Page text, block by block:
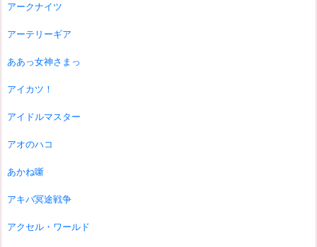
アークナイツ
アーテリーギア
ああっ女神さまっ
アイカツ！
アイドルマスター
アオのハコ
あかね噺
アキバ冥途戦争
アクセル・ワールド